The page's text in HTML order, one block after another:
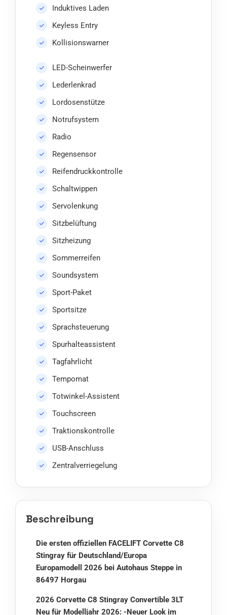
Induktives Laden
Keyless Entry
Kollisionswarner
LED-Scheinwerfer
Lederlenkrad
Lordosenstütze
Notrufsystem
Radio
Regensensor
Reifendruckkontrolle
Schaltwippen
Servolenkung
Sitzbelüftung
Sitzheizung
Sommerreifen
Soundsystem
Sport-Paket
Sportsitze
Sprachsteuerung
Spurhalteassistent
Tagfahrlicht
Tempomat
Totwinkel-Assistent
Touchscreen
Traktionskontrolle
USB-Anschluss
Zentralverriegelung
Beschreibung
Die ersten offiziellen FACELIFT Corvette C8
Stingray für Deutschland/Europa
Europamodell 2026 bei Autohaus Steppe in
86497 Horgau
2026 Corvette C8 Stingray Convertible 3LT
Neu für Modelljahr 2026: -Neuer Look im